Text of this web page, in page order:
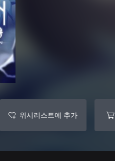
위시리스트에 추가